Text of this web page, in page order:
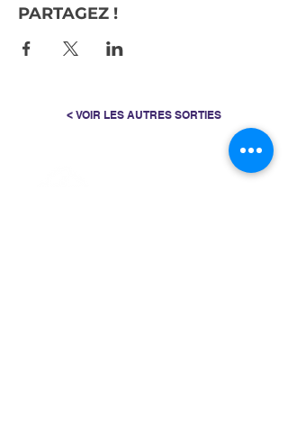
PARTAGEZ !
< VOIR LES AUTRES SORTIES